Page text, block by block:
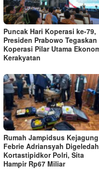
Puncak Hari Koperasi ke-79,
Presiden Prabowo Tegaskan
Koperasi Pilar Utama
Kerakyatan
Rumah Jampidsus Kejagung
Febrie Adriansyah Digeledah
Kortastipidkor Polri, Sita
Hampir Rp67 Miliar